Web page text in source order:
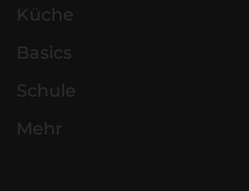
Küche
Basics
Schule
Mehr